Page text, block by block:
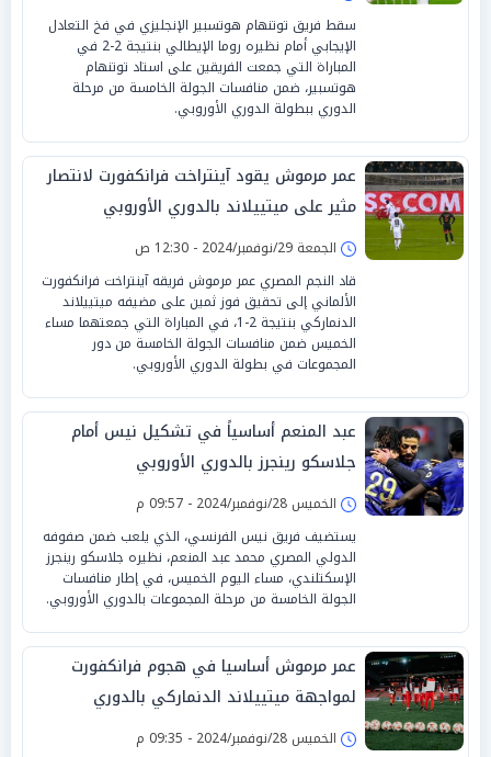
سقط فريق توتنهام هوتسبير الإنجليزي في فخ التعادل
الإيجابي أمام نظيره روما الإيطالي بنتيجة 2-2 في
المباراة التي جمعت الفريقين على استاد توتنهام
هوتسبير، ضمن منافسات الجولة الخامسة من مرحلة
الدوري ببطولة الدوري الأوروبي.
عمر مرموش يقود آينتراخت فرانكفورت لانتصار
مثير على ميتييلاند بالدوري الأوروبي
الجمعة 29/نوفمبر/2024 - 12:30 ص
قاد النجم المصري عمر مرموش فريقه آينتراخت فرانكفورت
الألماني إلى تحقيق فوز ثمين على مضيفه ميتييلاند
الدنماركي بنتيجة 2-1، في المباراة التي جمعتهما مساء
الخميس ضمن منافسات الجولة الخامسة من دور
المجموعات في بطولة الدوري الأوروبي.
عبد المنعم أساسياً في تشكيل نيس أمام
جلاسكو رينجرز بالدوري الأوروبي
الخميس 28/نوفمبر/2024 - 09:57 م
يستضيف فريق نيس الفرنسي، الذي يلعب ضمن صفوفه
الدولي المصري محمد عبد المنعم، نظيره جلاسكو رينجرز
الإسكتلندي، مساء اليوم الخميس، في إطار منافسات
الجولة الخامسة من مرحلة المجموعات بالدوري الأوروبي.
عمر مرموش أساسيا في هجوم فرانكفورت
لمواجهة ميتييلاند الدنماركي بالدوري
الأوروبيالخميس 28/نوفمبر/2024 - 09:35 م